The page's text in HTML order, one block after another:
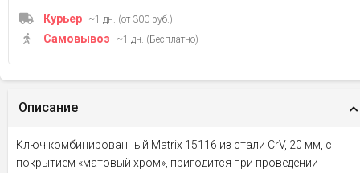
Курьер ~1 дн. (от 300 руб.)
Самовывоз ~1 дн. (Бесплатно)
Описание
Ключ комбинированный Matrix 15116 из стали CrV, 20 мм, с
покрытием «матовый хром», пригодится при проведении